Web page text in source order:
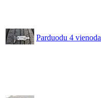
Parduodu 4